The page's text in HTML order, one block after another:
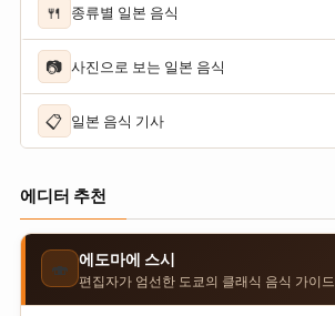
🍴 종류별 일본 음식
📷 사진으로 보는 일본 음식
📋 일본 음식 기사
에디터 추천
🍣 에도마에 스시
편집자가 엄선한 도쿄의 클래식 음식 가이드